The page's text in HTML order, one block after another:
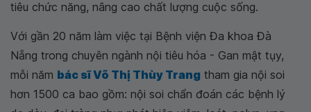
tiêu chức năng, nâng cao chất lượng cuộc sống.
Với gần 20 năm làm việc tại Bệnh viện Đa khoa Đà
Nẵng trong chuyên ngành nội tiêu hóa - Gan mật tụy,
mỗi năm bác sĩ Võ Thị Thùy Trang tham gia nội soi
hơn 1500 ca bao gồm: nội soi chẩn đoán các bệnh lý